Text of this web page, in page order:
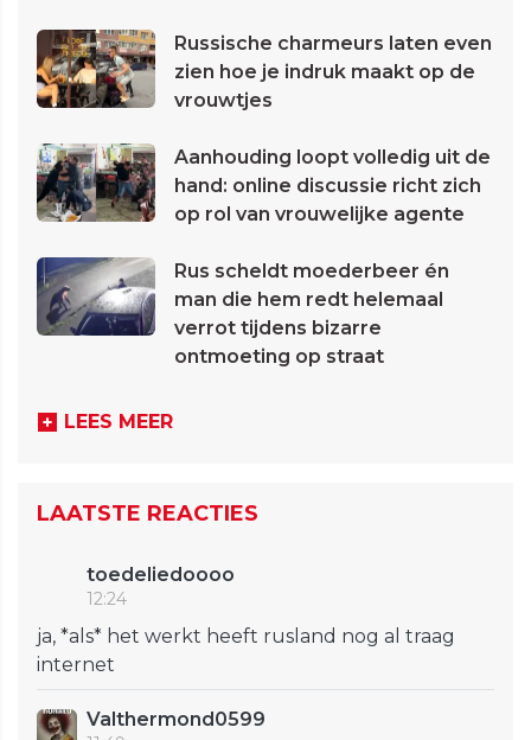
Russische charmeurs laten even
zien hoe je indruk maakt op de
vrouwtjes
Aanhouding loopt volledig uit de
hand: online discussie richt zich
op rol van vrouwelijke agente
Rus scheldt moederbeer én
man die hem redt helemaal
verrot tijdens bizarre
ontmoeting op straat
LEES MEER
LAATSTE REACTIES
toedeliedoooo
12:24
ja, *als* het werkt heeft rusland nog al traag
internet
Valthermond0599